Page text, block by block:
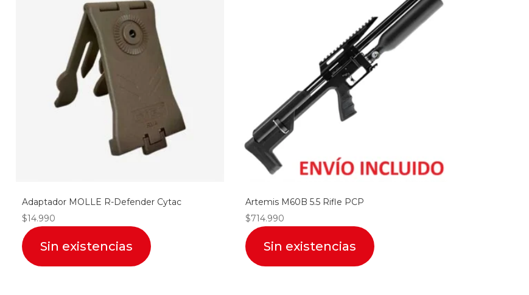
Adaptador MOLLE R-Defender Cytac
$14.990
Sin existencias
Artemis M60B 5.5 Rifle PCP
$714.990
Sin existencias